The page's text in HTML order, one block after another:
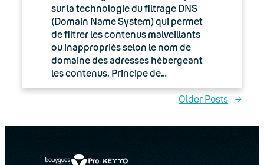
sur la technologie du filtrage DNS
(Domain Name System) qui permet
de filtrer les contenus malveillants
ou inappropriés selon le nom de
domaine des adresses hébergeant
les contenus. Principe de…
Older Posts →